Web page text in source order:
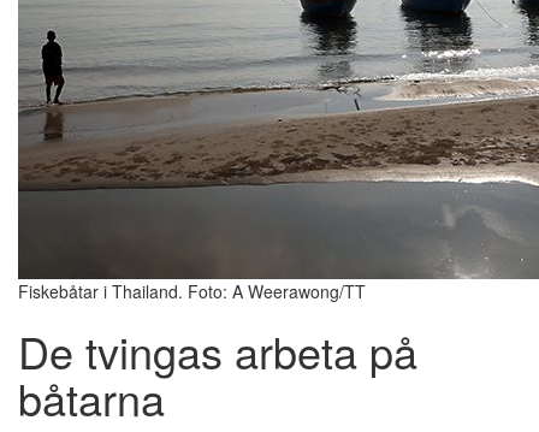
Fiskebåtar i Thailand. Foto: A Weerawong/TT
De tvingas arbeta på
båtarna